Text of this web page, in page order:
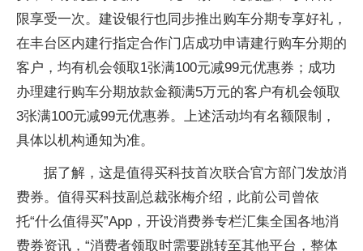
限享受一次。建设银行也同步推出购车分期专享好礼，
在丰台区内建行指定合作门店成功申请建行购车分期的
客户，均有机会领取1张满100元减99元优惠券；成功
办理建行购车分期放款金额满5万元的客户有机会领取
3张满100元减99元优惠券。上述活动均有名额限制，
具体以机构通知为准。
据了解，这是值得买科技首次联合官方部门发放消
费券。值得买科技副总裁张梅介绍，此前公司曾依
托“什么值得买”App，开设消费券专栏汇集全国各地消
费券资讯，“消费者领取时需要跳转至其他平台，整体